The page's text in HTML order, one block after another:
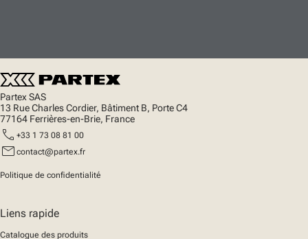
Partex SAS
13 Rue Charles Cordier, Bâtiment B, Porte C4
77164 Ferrières-en-Brie, France
call +33 1 73 08 81 00
mail contact@partex.fr
Politique de confidentialité
Liens rapide
Catalogue des produits